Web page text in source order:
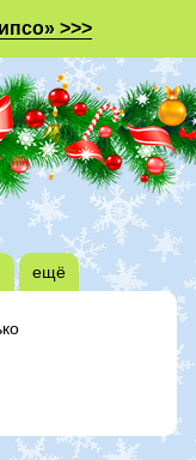
>>>
ещё